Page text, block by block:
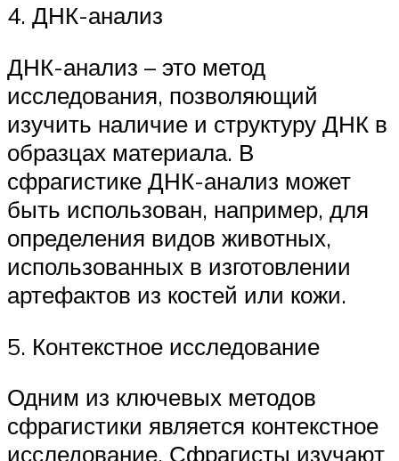
4. ДНК-анализ
ДНК-анализ – это метод
исследования, позволяющий
изучить наличие и структуру ДНК в
образцах материала. В
сфрагистике ДНК-анализ может
быть использован, например, для
определения видов животных,
использованных в изготовлении
артефактов из костей или кожи.
5. Контекстное исследование
Одним из ключевых методов
сфрагистики является контекстное
исследование. Сфрагисты изучают